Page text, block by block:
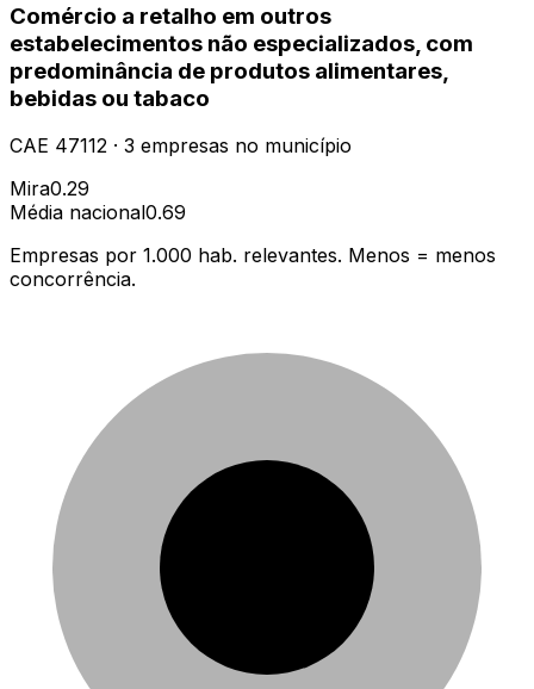
Comércio a retalho em outros
estabelecimentos não especializados, com
predominância de produtos alimentares,
bebidas ou tabaco
CAE 47112 · 3 empresas no município
Mira0.29
Média nacional0.69
Empresas por 1.000 hab. relevantes. Menos = menos
concorrência.